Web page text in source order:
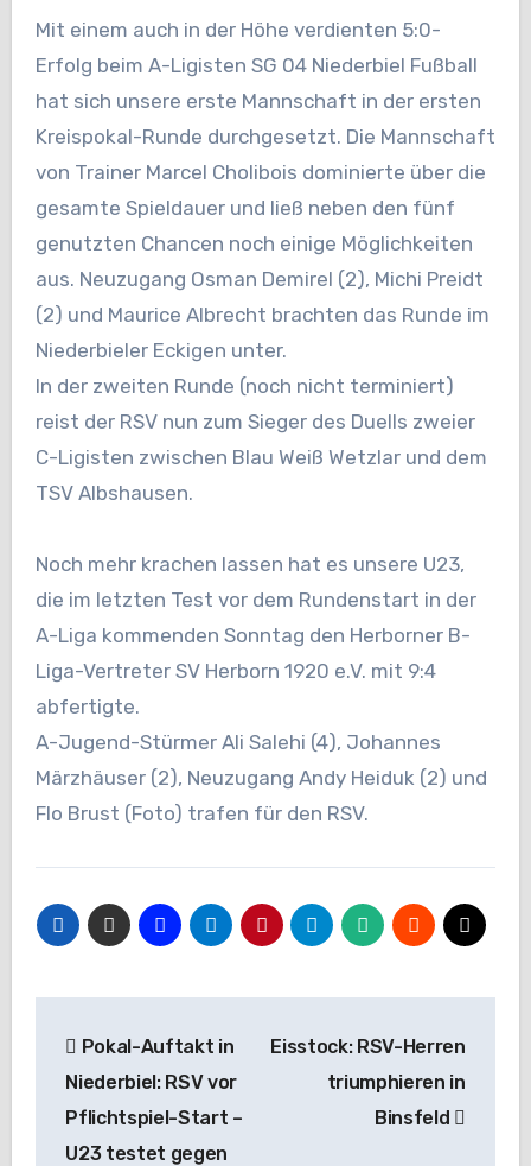
Mit einem auch in der Höhe verdienten 5:0-
Erfolg beim A-Ligisten SG 04 Niederbiel Fußball
hat sich unsere erste Mannschaft in der ersten
Kreispokal-Runde durchgesetzt. Die Mannschaft
von Trainer Marcel Cholibois dominierte über die
gesamte Spieldauer und ließ neben den fünf
genutzten Chancen noch einige Möglichkeiten
aus. Neuzugang Osman Demirel (2), Michi Preidt
(2) und Maurice Albrecht brachten das Runde im
Niederbieler Eckigen unter.
In der zweiten Runde (noch nicht terminiert)
reist der RSV nun zum Sieger des Duells zweier
C-Ligisten zwischen Blau Weiß Wetzlar und dem
TSV Albshausen.
Noch mehr krachen lassen hat es unsere U23,
die im letzten Test vor dem Rundenstart in der
A-Liga kommenden Sonntag den Herborner B-
Liga-Vertreter SV Herborn 1920 e.V. mit 9:4
abfertigte.
A-Jugend-Stürmer Ali Salehi (4), Johannes
Märzhäuser (2), Neuzugang Andy Heiduk (2) und
Flo Brust (Foto) trafen für den RSV.
Pokal-Auftakt in
Niederbiel: RSV vor
Pflichtspiel-Start –
U23 testet gegen
Eisstock: RSV-Herren
triumphieren in
Binsfeld